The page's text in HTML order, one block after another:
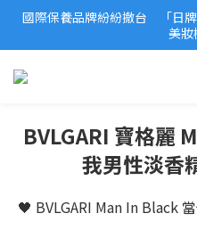
2026美妝小樣、試用品變少？
必
國際保養品牌紛紛撤台　「日
美妝
2026美妝小樣、試用品變少？
BVLGARI 寶格麗
我男性淡香
🖤 BVLGARI Man In Black